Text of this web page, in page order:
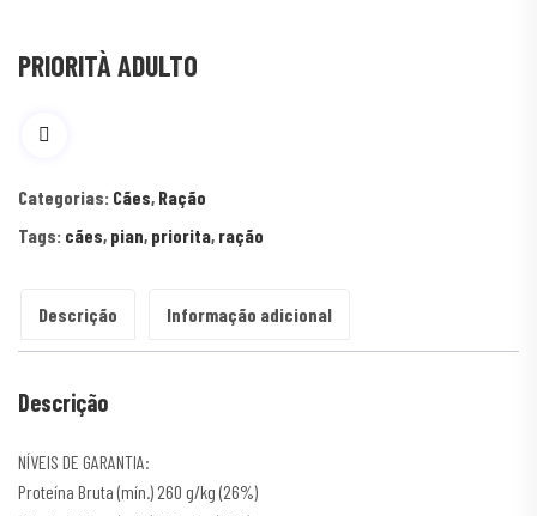
PRIORITÀ ADULTO
Categorias: Cães, Ração
Tags: cães, pian, priorita, ração
Descrição Informação adicional
Descrição
NÍVEIS DE GARANTIA:
Proteína Bruta (mín.) 260 g/kg (26%)